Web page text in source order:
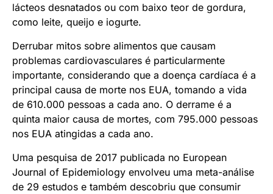
lácteos desnatados ou com baixo teor de gordura,
como leite, queijo e iogurte.
Derrubar mitos sobre alimentos que causam
problemas cardiovasculares é particularmente
importante, considerando que a doença cardíaca é a
principal causa de morte nos EUA, tomando a vida
de 610.000 pessoas a cada ano. O derrame é a
quinta maior causa de mortes, com 795.000 pessoas
nos EUA atingidas a cada ano.
Uma pesquisa de 2017 publicada no European
Journal of Epidemiology envolveu uma meta-análise
de 29 estudos e também descobriu que consumir